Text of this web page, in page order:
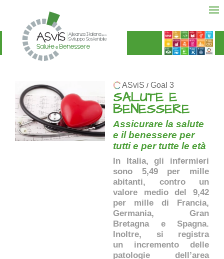
ASviS / Goal 3
SALUTE E
BENESSERE
Assicurare la salute
e il benessere per
tutti e per tutte le età
In Italia, gli infermieri
sono 5,49 per mille
abitanti, contro un
valore medio del 9,42
per mille di Francia,
Germania, Gran
Bretagna e Spagna.
Inoltre, si registra
un incremento delle
patologie dell’area